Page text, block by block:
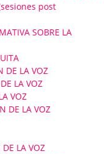
post
SOBRE LA
DE LA VOZ
LA VOZ
VOZ
DE LA VOZ
LA VOZ